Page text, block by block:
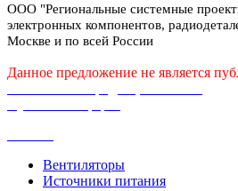
ООО "Региональные системные
электронных компонентов,
Москве и по всей России
Данное предложение не является
Вентиляторы
Источники питания